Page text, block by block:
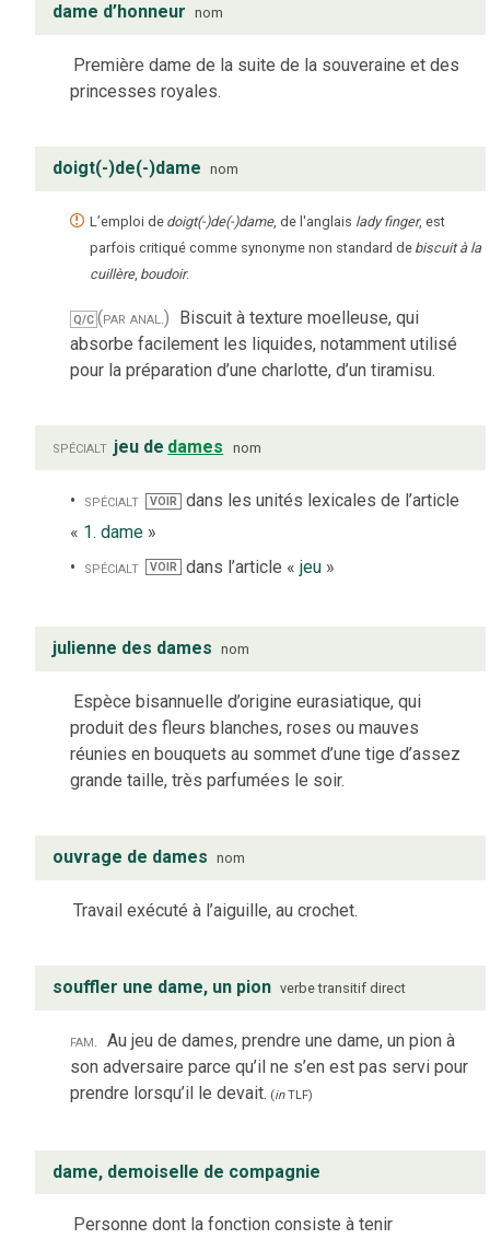
dame d’honneur nom
Première dame de la suite de la souveraine et des
princesses royales.
doigt(-)de(-)dame nom
L’emploi de doigt(-)de(-)dame, de l'anglais lady finger, est
parfois critiqué comme synonyme non standard de biscuit à la
cuillère, boudoir.
Q/C (par anal.) Biscuit à texture moelleuse, qui
absorbe facilement les liquides, notamment utilisé
pour la préparation d’une charlotte, d’un tiramisu.
spécialt jeu de dames nom
spécialt VOIR dans les unités lexicales de l’article
« 1. dame »
spécialt
VOIR dans l’article « jeu»
julienne des dames nom
Espèce bisannuelle d’origine eurasiatique, qui
produit des fleurs blanches, roses ou mauves
réunies en bouquets au sommet d’une tige d’assez
grande taille, très parfumées le soir.
ouvrage de dames nom
Travail exécuté à l’aiguille, au crochet.
souffler une dame, un pion verbe transitif direct
fam.
Au jeu de dames, prendre une dame, un pion à
son adversaire parce qu’il ne s’en est pas servi pour
prendre lorsqu’il le devait. (inTLF)
dame, demoiselle de compagnie
Personne dont la fonction consiste à tenir